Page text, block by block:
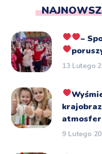
–
13 Lutego
9 Lutego